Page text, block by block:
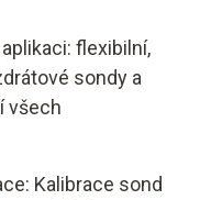
flexibilní,
sondy a
všech
Kalibrace sond